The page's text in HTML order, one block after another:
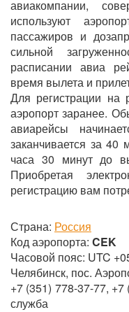
авиакомпании,
используют
пассажиров и
сильной
расписании авиа
время вылета и
Для регистрации на
аэропорт заранее.
авиарейсы
заканчивается за
часа 30 минут до
Приобретая
регистрацию вам
Страна: Россия
Код аэропорта: CEK
Часовой пояс: UTC
Челябинск, пос.
+7 (351) 778-37-77,
служба